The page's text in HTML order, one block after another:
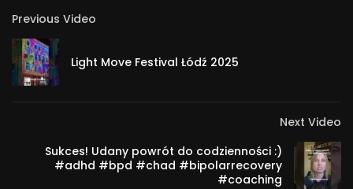
Previous Video
Light Move Festival Łódź 2025
Next Video
Sukces! Udany powrót do codzienności :)
#adhd #bpd #chad #bipolarrecovery
#coaching